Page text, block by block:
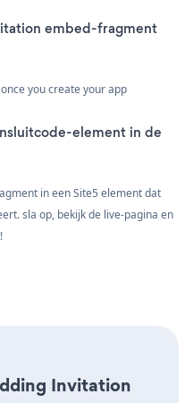
embed-fragment
you create your app
element in de
in een Site5 element dat
sla op, bekijk de live-pagina en
Invitation